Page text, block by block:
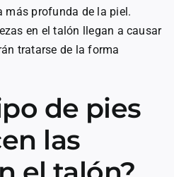
más profunda de la piel.
en el talón llegan a causar
tratarse de la forma
de pies
las